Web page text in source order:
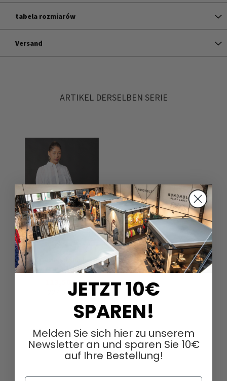
tabela rozmiarów
Versand
ARTIKEL DERSELBEN SERIE
Bluzka ARTA od studiob3 w
kolorze black & white
113,50 €
227,00 €JETZT 10€
SPAREN!
Melden Sie sich hier zu unserem
Newsletter an und sparen Sie 10€
auf Ihre Bestellung!